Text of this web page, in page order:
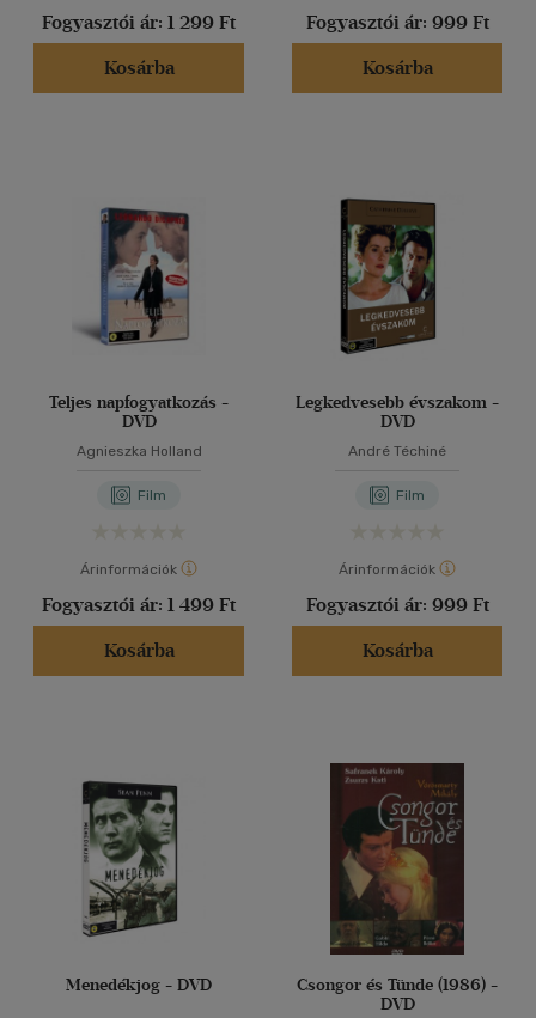
Fogyasztói ár: 1 299 Ft
Kosárba
Fogyasztói ár: 999 Ft
Kosárba
Teljes napfogyatkozás -
DVD
Agnieszka Holland
Film
Árinformációk
Fogyasztói ár: 1 499 Ft
Kosárba
Legkedvesebb évszakom -
DVD
André Téchiné
Film
Árinformációk
Fogyasztói ár: 999 Ft
Kosárba
Menedékjog - DVD
Csongor és Tünde (1986) -
DVD